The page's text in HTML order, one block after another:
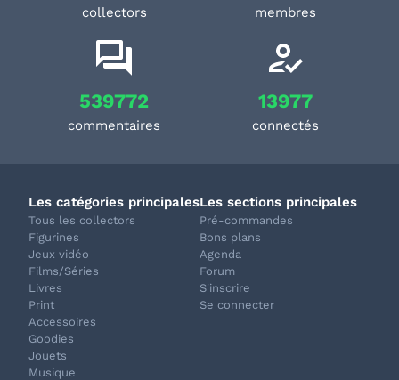
collectors membres
539772
commentaires
13977
connectés
Les catégories principales
Tous les collectors
Figurines
Jeux vidéo
Films/Séries
Livres
Print
Accessoires
Goodies
Jouets
Musique
Les sections principales
Pré-commandes
Bons plans
Agenda
Forum
S'inscrire
Se connecter